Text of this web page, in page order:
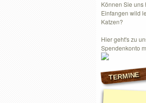
Können Sie uns
Einfangen wild
Katzen?
Hier geht's zu
Spendenkonto
TERMINE